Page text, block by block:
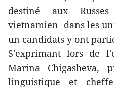
destiné aux
vietnamien dans les
un candidats y ont
S'exprimant lors de
Marina Chigasheva,
linguistique et